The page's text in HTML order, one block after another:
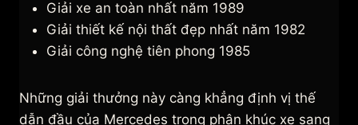
Giải xe an toàn nhất năm 1989
Giải thiết kế nội thất đẹp nhất năm 1982
Giải công nghệ tiên phong 1985
Những giải thưởng này càng khẳng định vị thế
dẫn đầu của Mercedes trong phân khúc xe sang